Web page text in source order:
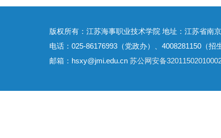
版权所有：江苏海事职业技术学院 地址：江苏省南
电话：025-86176993（党政办）、4008281150（
邮箱：hsxy@jmi.edu.cn 苏公网安备